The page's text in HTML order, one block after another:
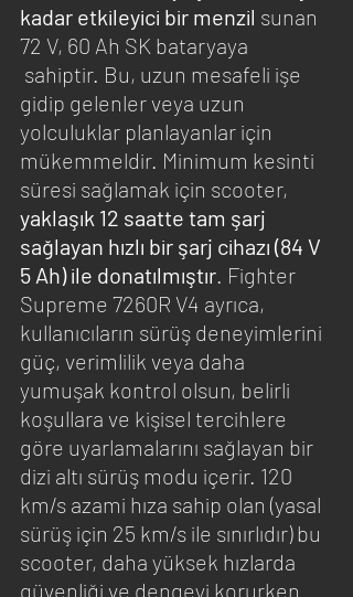
kadar etkileyici bir menzil sunan
72 V, 60 Ah SK bataryaya
sahiptir. Bu, uzun mesafeli işe
gidip gelenler veya uzun
yolculuklar planlayanlar için
mükemmeldir. Minimum kesinti
süresi sağlamak için scooter,
yaklaşık 12 saatte tam şarj
sağlayan hızlı bir şarj cihazı (84 V
5 Ah) ile donatılmıştır . Fighter
Supreme 7260R V4 ayrıca,
kullanıcıların sürüş deneyimlerini
güç, verimlilik veya daha
yumuşak kontrol olsun, belirli
koşullara ve kişisel tercihlere
göre uyarlamalarını sağlayan bir
dizi altı sürüş modu içerir. 120
km/s azami hıza sahip olan (yasal
sürüş için 25 km/s ile sınırlıdır) bu
scooter, daha yüksek hızlarda
güvenliği ve dengeyi korurken